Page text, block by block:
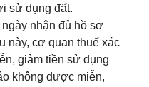
sử dụng đất.
nhận đủ hồ sơ
này, cơ quan thuế xác
giảm tiền sử dụng
không được miễn,